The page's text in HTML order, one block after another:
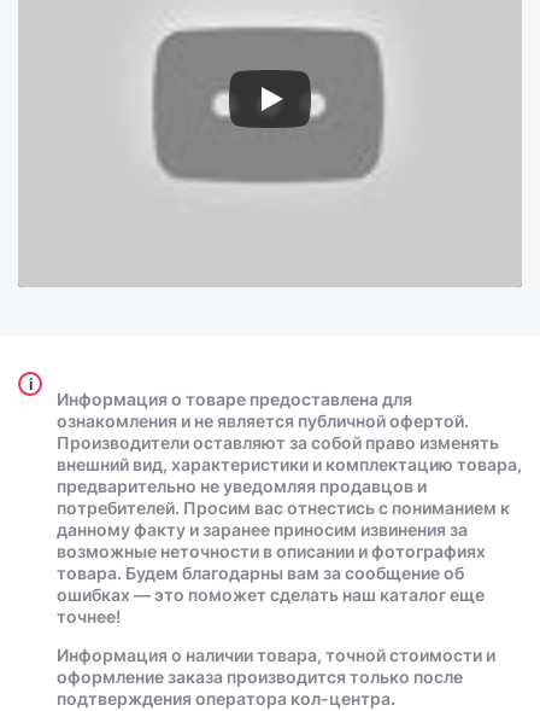
i
Информация о товаре предоставлена для
ознакомления и не является публичной офертой.
Производители оставляют за собой право изменять
внешний вид, характеристики и комплектацию товара,
предварительно не уведомляя продавцов и
потребителей. Просим вас отнестись с пониманием к
данному факту и заранее приносим извинения за
возможные неточности в описании и фотографиях
товара. Будем благодарны вам за сообщение об
ошибках — это поможет сделать наш каталог еще
точнее!
Информация о наличии товара, точной стоимости и
оформление заказа производится только после
подтверждения оператора кол-центра.